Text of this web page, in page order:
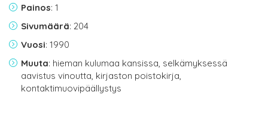
Painos: 1
Sivumäärä: 204
Vuosi: 1990
Muuta: hieman kulumaa kansissa, selkämyksessä
aavistus vinoutta, kirjaston poistokirja,
kontaktimuovipäällystys